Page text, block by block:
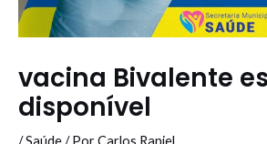
vacina Bivalente
disponível
/Saúde/ PorCarlos Raniel